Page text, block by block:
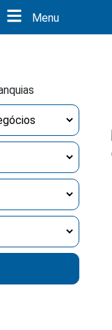
Menu